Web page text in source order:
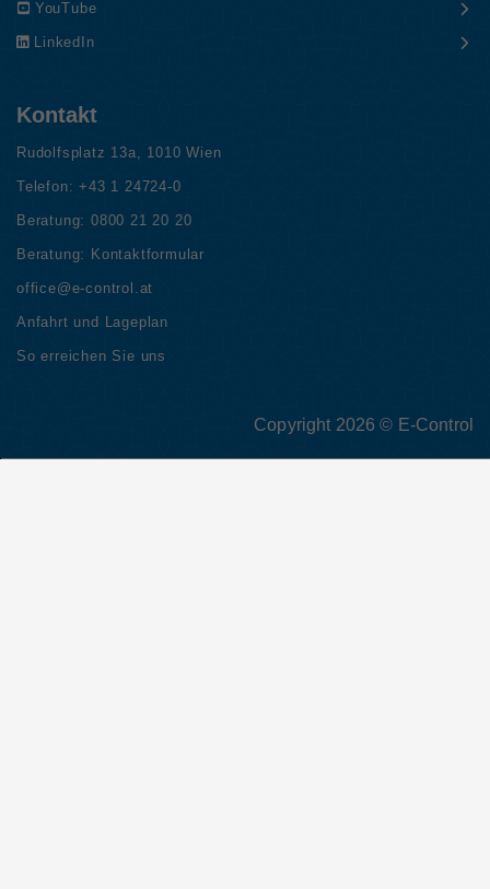
YouTube
LinkedIn
Kontakt
Rudolfsplatz 13a, 1010 Wien
Telefon:+43 1 24724-0
Beratung: 0800 21 20 20
Beratung: Kontaktformular
office@e-control.at
Anfahrt und Lageplan
So erreichen Sie uns
Copyright 2026 © E-Control